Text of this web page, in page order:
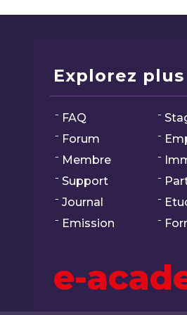
Explorez plus
FAQ
Forum
Membre
Support
Journal
Emission
e-